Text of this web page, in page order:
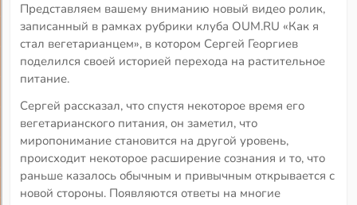
Представляем вашему вниманию новый видео ролик,
записанный в рамках рубрики клуба OUM.RU «Как я
стал вегетарианцем», в котором Сергей Георгиев
поделился своей историей перехода на растительное
питание.
Сергей рассказал, что спустя некоторое время его
вегетарианского питания, он заметил, что
миропонимание становится на другой уровень,
происходит некоторое расширение сознания и то, что
раньше казалось обычным и привычным открывается с
новой стороны. Появляются ответы на многие